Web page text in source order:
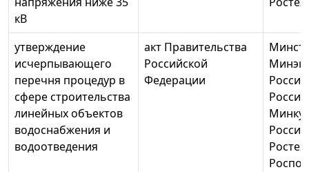
кВ
утверждение
исчерпывающего
перечня процедур в
сфере строительства
линейных объектов
водоснабжения и
водоотведения
акт Правительства
Российской
Федерации